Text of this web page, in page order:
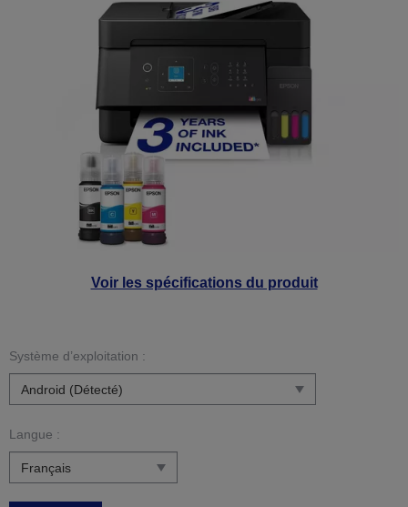
Voir les spécifications du produit
Système d’exploitation :
Langue :